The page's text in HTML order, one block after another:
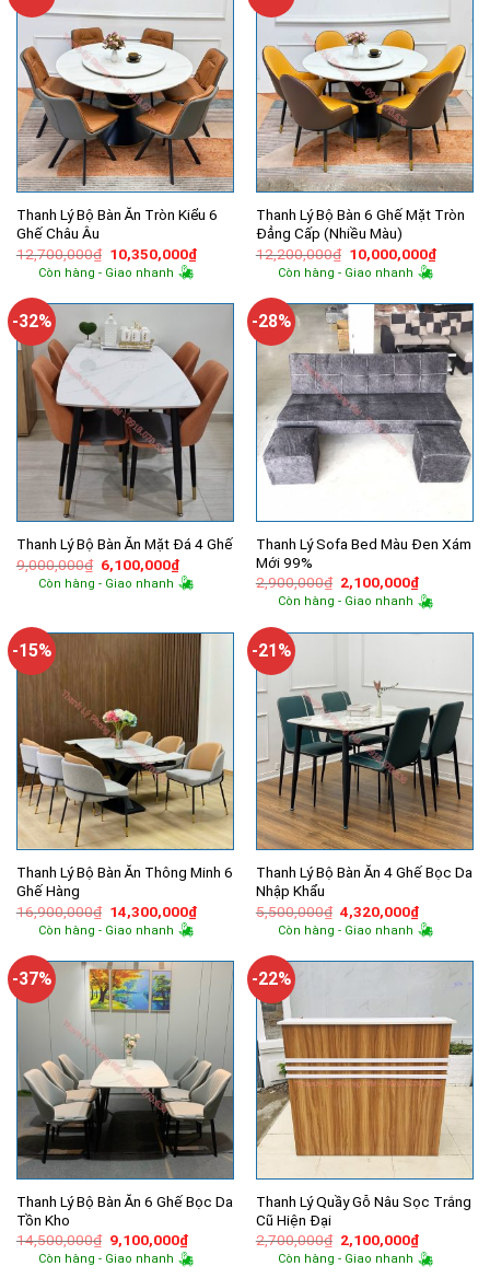
Thanh Lý Bộ Bàn Ăn Tròn Kiểu 6
Ghế Châu Âu
12,700,000₫ Giá
gốc
là:
10,350,000₫Giá
hiện
10,350,000₫.
Còn hàng - Giao nhanh
Thanh Lý Bộ Bàn 6 Ghế Mặt Tròn
Đẳng Cấp (Nhiều Màu)
12,200,000₫ Giá
gốc
là:
10,000,000₫Giá
hiện
Còn hàng - Giao nhanh
-32%
Thanh Lý Bộ Bàn Ăn Mặt Đá 4 Ghế
9,000,000₫ Giá
gốc
là:
6,100,000₫Giá
hiện
tại
Còn hàng - Giao nhanh
-28%
Thanh Lý Sofa Bed Màu Đen Xám
Mới 99%
2,900,000₫ Giá
gốc
là:
2,100,000₫Giá
hiện
tại
Còn hàng - Giao nhanh
-15%
Thanh Lý Bộ Bàn Ăn Thông Minh 6
Ghế Hàng
16,900,000₫ Giá
gốc
là:
14,300,000₫Giá
hiện
14,300,000₫.
Còn hàng - Giao nhanh
-21%
Thanh Lý Bộ Bàn Ăn 4 Ghế Bọc Da
Nhập Khẩu
5,500,000₫ Giá
gốc
là:
4,320,000₫Giá
hiện
tại
Còn hàng - Giao nhanh
-37%
Thanh Lý Bộ Bàn Ăn 6 Ghế Bọc Da
Tồn Kho
14,500,000₫ Giá
gốc
là:
9,100,000₫Giá
hiện
tại
Còn hàng - Giao nhanh
-22%
Thanh Lý Quầy Gỗ Nâu Sọc Trắng
Cũ Hiện Đại
2,700,000₫ Giá
gốc
là:
2,100,000₫Giá
hiện
tại
Còn hàng - Giao nhanh